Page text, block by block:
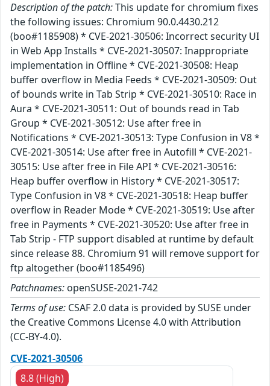
Description of the patch:This update for chromium fixes
the following issues: Chromium 90.0.4430.212
(boo#1185908) * CVE-2021-30506: Incorrect security UI
in Web App Installs * CVE-2021-30507: Inappropriate
implementation in Offline * CVE-2021-30508: Heap
buffer overflow in Media Feeds * CVE-2021-30509: Out
of bounds write in Tab Strip * CVE-2021-30510: Race in
Aura * CVE-2021-30511: Out of bounds read in Tab
Group * CVE-2021-30512: Use after free in
Notifications * CVE-2021-30513: Type Confusion in V8 *
CVE-2021-30514: Use after free in Autofill * CVE-2021-
30515: Use after free in File API * CVE-2021-30516:
Heap buffer overflow in History * CVE-2021-30517:
Type Confusion in V8 * CVE-2021-30518: Heap buffer
overflow in Reader Mode * CVE-2021-30519: Use after
free in Payments * CVE-2021-30520: Use after free in
Tab Strip - FTP support disabled at runtime by default
since release 88. Chromium 91 will remove support for
ftp altogether (boo#1185496)
Patchnames: openSUSE-2021-742
Terms of use: CSAF 2.0 data is provided by SUSE under
the Creative Commons License 4.0 with Attribution
(CC-BY-4.0).
CVE-2021-30506
8.8 (High)